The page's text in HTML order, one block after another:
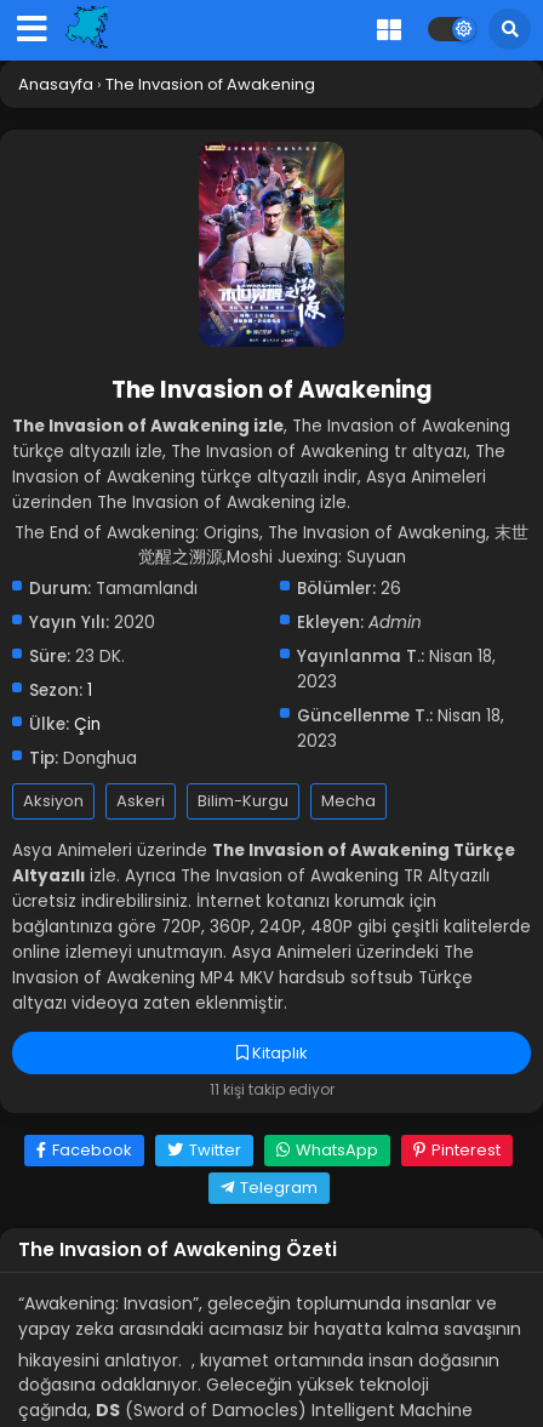
Anasayfa › The Invasion of Awakening
Kitaplık
11 kişi takip ediyor
The Invasion of Awakening
The Invasion of Awakening izle, The Invasion of Awakening
türkçe altyazılı izle, The Invasion of Awakening tr altyazı, The
Invasion of Awakening türkçe altyazılı indir, Asya Animeleri
üzerinden The Invasion of Awakening izle.
The End of Awakening: Origins, The Invasion of Awakening, 末世
觉醒之溯源,Moshi Juexing: Suyuan
Durum: Tamamlandı
Yayın Yılı: 2020
Süre: 23 DK.
Sezon: 1
Ülke: Çin
Tip: Donghua
Bölümler: 26
Ekleyen: Admin
Yayınlanma T.: Nisan 18,
2023
Güncellenme T.: Nisan 18,
2023
Aksiyon Askeri Bilim-Kurgu Mecha
Asya Animeleri üzerinde The Invasion of Awakening Türkçe
Altyazılı izle. Ayrıca The Invasion of Awakening TR Altyazılı
ücretsiz indirebilirsiniz. İnternet kotanızı korumak için
bağlantınıza göre 720P, 360P, 240P, 480P gibi çeşitli kalitelerde
online izlemeyi unutmayın. Asya Animeleri üzerindeki The
Invasion of Awakening MP4 MKV hardsub softsub Türkçe
altyazı videoya zaten eklenmiştir.
Facebook Twitter WhatsApp
Pinterest
Telegram
The Invasion of Awakening Özeti
“Awakening: Invasion”, geleceğin toplumunda insanlar ve
yapay zeka arasındaki acımasız bir hayatta kalma savaşının
hikayesini anlatıyor. , kıyamet ortamında insan doğasının
doğasına odaklanıyor. Geleceğin yüksek teknoloji
çağında, DS (Sword of Damocles) Intelligent Machine